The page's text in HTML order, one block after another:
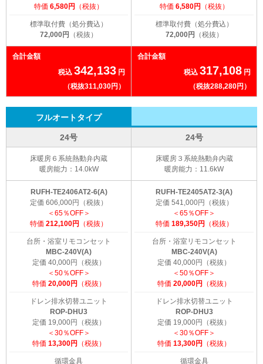
特価 6,580円 （税抜）
標準取付費（処分費込）
72,000円 （税抜）
特価 6,580円 （税抜）
標準取付費（処分費込）
72,000円 （税抜）
合計金額
税込 342,133 円
（税抜311,030円）
合計金額
税込 317,108 円
（税抜288,280円）
フルオートタイプ
24号 24号
床暖房６系統熱動弁内蔵
暖房能力：14.0kW
床暖房３系統熱動弁内蔵
暖房能力：11.6kW
RUFH-TE2406AT2-6(A)
定価 606,000円（税抜）
＜65％OFF＞
特価 212,100円 （税抜）
台所・浴室リモコンセット
MBC-240V(A)
定価 40,000円（税抜）
＜50％OFF＞
特価 20,000円 （税抜）
ドレン排水切替ユニット
ROP-DHU3
定価 19,000円（税抜）
＜30％OFF＞
特価 13,300円 （税抜）
循環金具
RUFH-TE2405AT2-3(A)
定価 541,000円（税抜）
＜65％OFF＞
特価 189,350円 （税抜）
台所・浴室リモコンセット
MBC-240V(A)
定価 40,000円（税抜）
＜50％OFF＞
特価 20,000円 （税抜）
ドレン排水切替ユニット
ROP-DHU3
定価 19,000円（税抜）
＜30％OFF＞
特価 13,300円 （税抜）
循環金具